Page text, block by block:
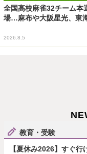
全国高校麻雀32チーム本
場…麻布や大阪星光、東
2026.8.5
教育・受験
【夏休み2026】すぐ行